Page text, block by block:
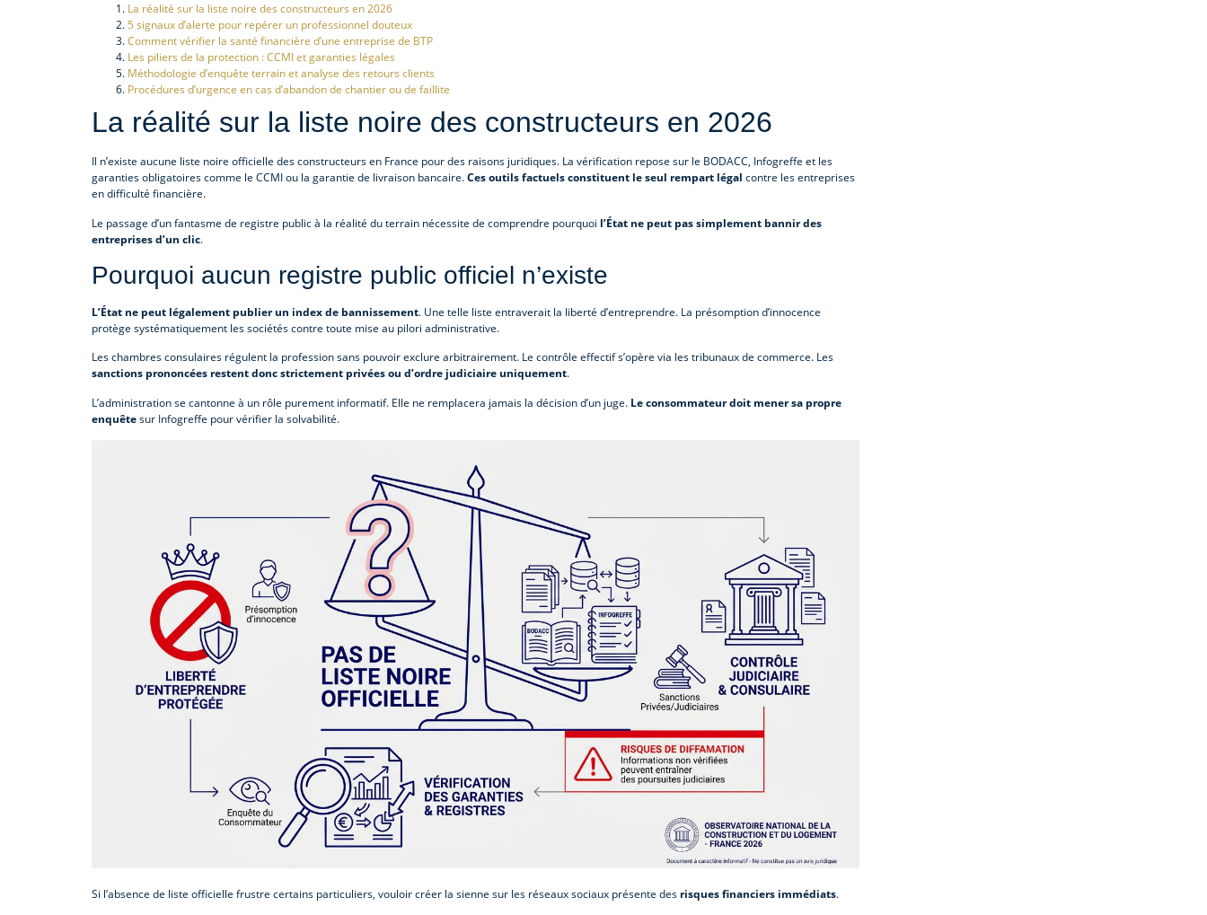
La réalité sur la liste noire des constructeurs en 2026
5 signaux d’alerte pour repérer un professionnel douteux
Comment vérifier la santé financière d’une entreprise de BTP
Les piliers de la protection : CCMI et garanties légales
Méthodologie d’enquête terrain et analyse des retours clients
Procédures d’urgence en cas d’abandon de chantier ou de faillite
La réalité sur la liste noire des constructeurs en 2026
Il n’existe aucune liste noire officielle des constructeurs en France pour des raisons juridiques. La vérification repose sur le BODACC, Infogreffe et les
garanties obligatoires comme le CCMI ou la garantie de livraison bancaire.Ces outils factuels constituent le seul rempart légal contre les entreprises
en difficulté financière.
Le passage d’un fantasme de registre public à la réalité du terrain nécessite de comprendre pourquoi l’État ne peut pas simplement bannir des
entreprises d’un clic.
Pourquoi aucun registre public officiel n’existe
L’État ne peut légalement publier un index de bannissement. Une telle liste entraverait la liberté d’entreprendre. La présomption d’innocence
protège systématiquement les sociétés contre toute mise au pilori administrative.
Les chambres consulaires régulent la profession sans pouvoir exclure arbitrairement. Le contrôle effectif s’opère via les tribunaux de commerce. Les
sanctions prononcées restent donc strictement privées ou d’ordre judiciaire uniquement.
L’administration se cantonne à un rôle purement informatif. Elle ne remplacera jamais la décision d’un juge. Le consommateur doit mener sa propre
enquêtesur Infogreffe pour vérifier la solvabilité.
Si l’absence de liste officielle frustre certains particuliers, vouloir créer la sienne sur les réseaux sociaux présente des risques financiers immédiats.